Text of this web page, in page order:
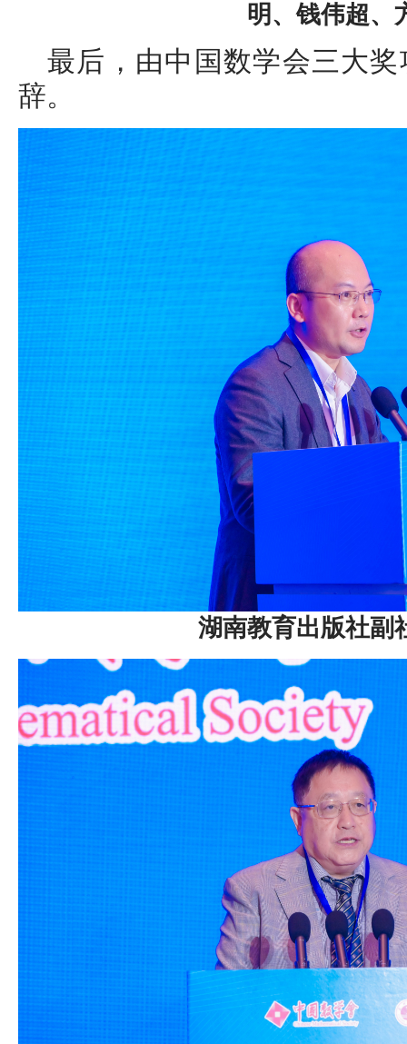
明、钱伟超、
最后，由中国数学会三大
辞。
湖南教育出版社副